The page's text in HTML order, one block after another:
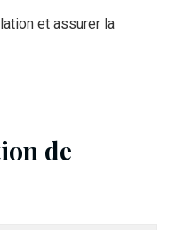
et assurer la
de